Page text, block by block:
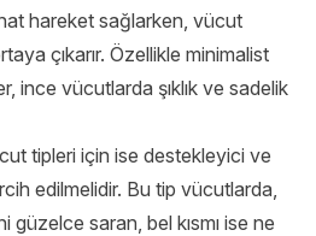
hareket sağlarken, vücut
çıkarır. Özellikle minimalist
ince vücutlarda şıklık ve sadelik
tipleri için ise destekleyici ve
edilmelidir. Bu tip vücutlarda,
saran, bel kısmı ise ne